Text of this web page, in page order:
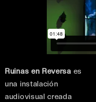
Ruinas en Reversaes
una instalación
audiovisual creada